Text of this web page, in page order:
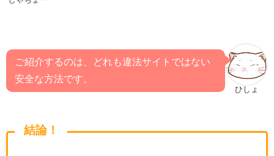
ひしょ
ご紹介するのは、どれも違法サイトではない
安全な方法です。
結論！